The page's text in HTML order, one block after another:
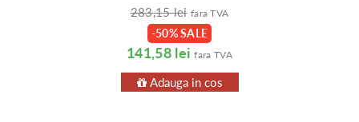
283,15 lei fara TVA
-50% SALE
141,58 lei fara TVA
Adauga in cos